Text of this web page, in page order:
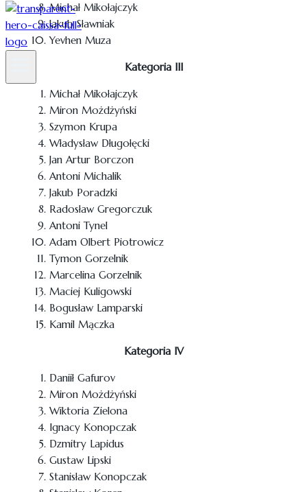
Michał Mikołajczyk
Jakub Sławniak
Yevhen Muza
Kategoria III
Michał Mikołajczyk
Miron Możdżyński
Szymon Krupa
Władysław Długołęcki
Jan Artur Borczon
Antoni Michalik
Jakub Poradzki
Radosław Gregorczuk
Antoni Tynel
Adam Olbert Piotrowicz
Tymon Gorzelnik
Marcelina Gorzelnik
Maciej Kuligowski
Bogusław Lamparski
Kamil Mączka
Kategoria IV
Daniił Gafurov
Miron Możdżyński
Wiktoria Zielona
Ignacy Konopczak
Dzmitry Lapidus
Gustaw Lipski
Stanisław Konopczak